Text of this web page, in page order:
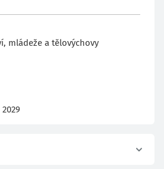
mládeže a tělovýchovy